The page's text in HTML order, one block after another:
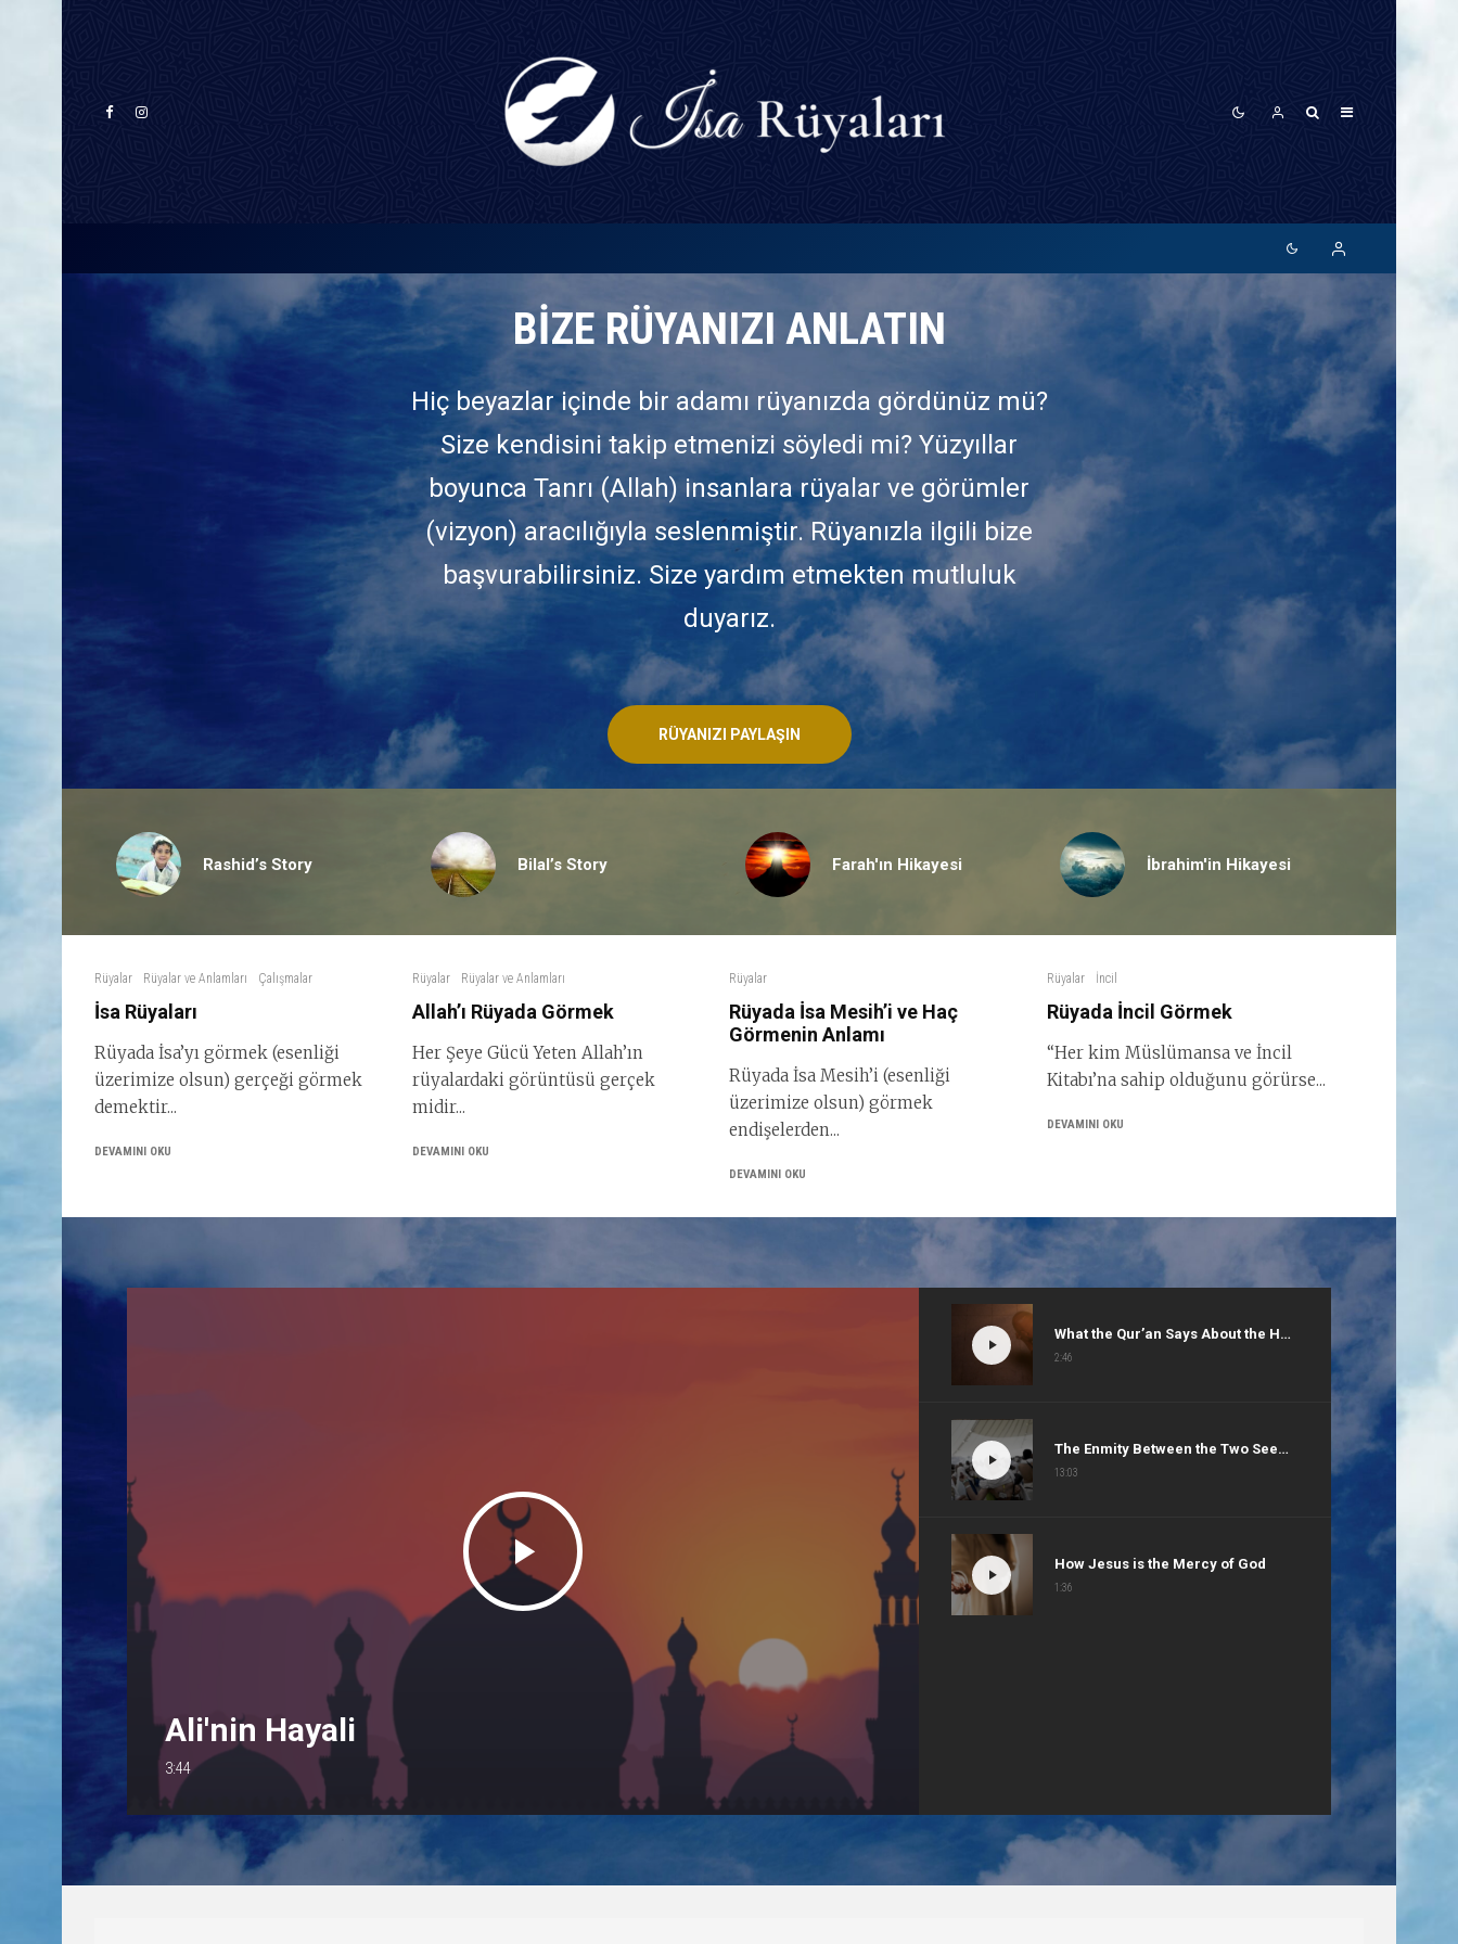
BİZE RÜYANIZI ANLATIN
Hiç beyazlar içinde bir adamı rüyanızda gördünüz mü?
Size kendisini takip etmenizi söyledi mi? Yüzyıllar
boyunca Tanrı (Allah) insanlara rüyalar ve görümler
(vizyon) aracılığıyla seslenmiştir. Rüyanızla ilgili bize
başvurabilirsiniz. Size yardım etmekten mutluluk
duyarız.
RÜYANIZI PAYLAŞIN
Rashid’s Story Bilal’s Story Farah'ın Hikayesi İbrahim'in Hikayesi
Rüyalar Rüyalar ve Anlamları Çalışmalar
İsa Rüyaları
Rüyada İsa’yı görmek (esenliği
üzerimize olsun) gerçeği görmek
demektir...
DEVAMINI OKU
Rüyalar Rüyalar ve Anlamları
Allah’ı Rüyada Görmek
Her Şeye Gücü Yeten Allah’ın
rüyalardaki görüntüsü gerçek
midir...
DEVAMINI OKU
Rüyalar
Rüyada İsa Mesih’i ve Haç
Görmenin Anlamı
Rüyada İsa Mesih’i (esenliği
üzerimize olsun) görmek
endişelerden...
DEVAMINI OKU
Rüyalar İncil
Rüyada İncil Görmek
“Her kim Müslümansa ve İncil
Kitabı’na sahip olduğunu görürse...
DEVAMINI OKU
Ali'nin Hayali
3:44
What the Qur’an Says About the Holy Spirit
2:46
The Enmity Between the Two Seeds
13:03
How Jesus is the Mercy of God
1:36